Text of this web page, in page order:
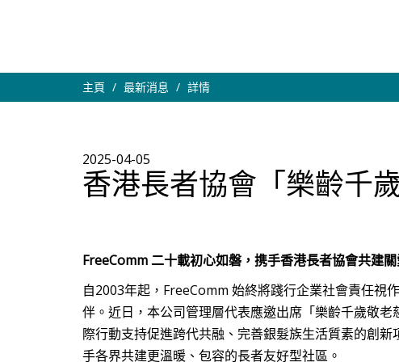
主頁 最新消息 詳情
2025-04-05
香港長者協會「樂齡千
FreeComm 二十載初心如磐，携手香港長者協會共建
自2003年起，FreeComm 始終將踐行企業社會責任視
伴。近日，本公司管理層代表應邀出席「樂齡千歲敬
際行動支持促進跨代共融、完善銀髮族生活質素的創
手各界共建更溫暖、包容的長者友好型社區。